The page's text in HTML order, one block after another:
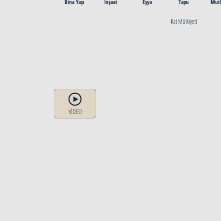
Bina Yaşı İnşaat Eşya Tapu
Kat Mülkiyeti
VİDEO